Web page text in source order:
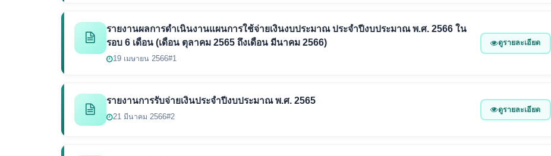
รายงานผลการดำเนินงานแผนการใช้จ่ายเงินงบประมาณ ประจำปีงบประมาณ พ.ศ. 2566 ใน
รอบ 6 เดือน (เดือน ตุลาคม 2565 ถึงเดือน มีนาคม 2566)
19 เมษายน 2566#1
ดูรายละเอียด
รายงานการรับจ่ายเงินประจำปีงบประมาณ พ.ศ. 2565
21 มีนาคม 2566#2
ดูรายละเอียด